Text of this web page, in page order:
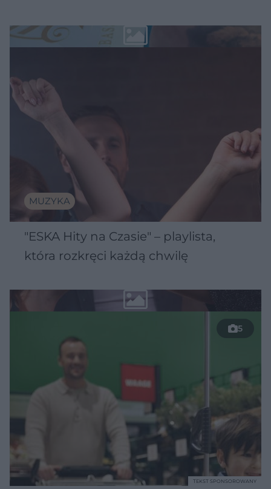
MUZYKA
"ESKA Hity na Czasie" – playlista,
która rozkręci każdą chwilę
5
TEKST SPONSOROWANY